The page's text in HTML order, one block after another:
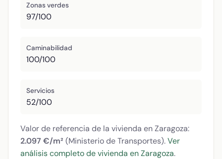
Zonas verdes
97/100
Caminabilidad
100/100
Servicios
52/100
Valor de referencia de la vivienda en Zaragoza:
2.097 €/m² (Ministerio de Transportes).Ver
análisis completo de vivienda en Zaragoza.